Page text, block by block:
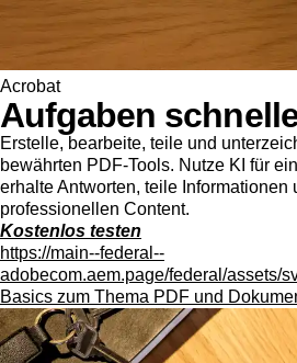
Acrobat
Aufgaben
Erstelle, bearbeite, teile und
bewährten PDF-Tools. Nutze KI für
erhalte Antworten, teile Informationen
professionellen Content.
Kostenlos testen
https://main--federal--
adobecom.aem.page/federal/assets/
Basics zum Thema PDF und